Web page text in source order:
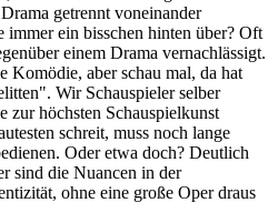
getrennt voneinander
immer ein bisschen hinten über? Oft
einem Drama vernachlässigt.
Komödie, aber schau mal, da hat
Wir Schauspieler selber
zur höchsten Schauspielkunst
schreit, muss noch lange
Oder etwa doch? Deutlich
sind die Nuancen in der
ohne eine große Oper draus